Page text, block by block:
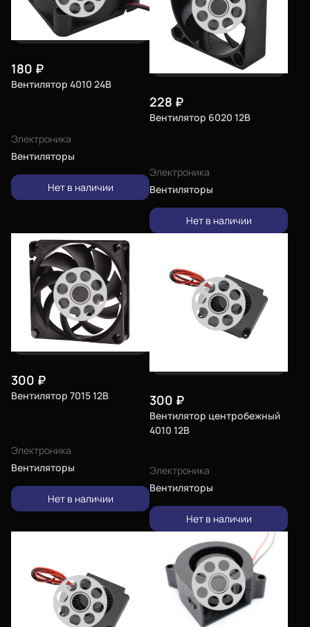
180 ₽
Вентилятор 4010 24В
Электроника
Вентиляторы
Нет в наличии
228 ₽
Вентилятор 6020 12В
Электроника
Вентиляторы
Нет в наличии
300 ₽
Вентилятор 7015 12В
Электроника
Вентиляторы
Нет в наличии
300 ₽
Вентилятор центробежный
4010 12В
Электроника
Вентиляторы
Нет в наличии